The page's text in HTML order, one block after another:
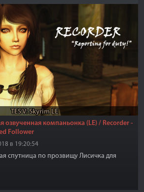
TES V: Skyrim LE
озвученная компаньонка (LE) / Recorder -
Follower
в 19:20:54
спутница по прозвищу Лисичка для